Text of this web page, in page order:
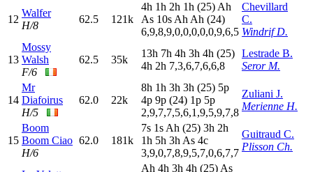
12
Walfer
H/8
62.5 121k
4h 1h 2h 1h (25) Ah
As 10s Ah Ah (24)
6,9,8,9,0,0,0,0,0,9,6,5
Chevillard
C.
Windrif D.
13
Mossy
Walsh
F/6
62.5 35k
13h 7h 4h 3h 4h (25)
4h 2h 7,3,6,7,6,6,8
Lestrade B.
Seror M.
14
Mr
Diafoirus
H/5
62.0 22k
8h 1h 3h 3h (25) 5p
4p 9p (24) 1p 5p
2,9,7,7,5,6,1,9,5,9,7,8
Zuliani J.
Merienne H.
15
Boom
Boom Ciao
H/6
62.0 181k
7s 1s Ah (25) 3h 2h
1h 5h 3h As 4c
3,9,0,7,8,9,5,7,0,6,7,7
Guitraud C.
Plisson Ch.
Ah 4h 3h 4h (25) As